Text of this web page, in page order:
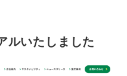
ルいたしました